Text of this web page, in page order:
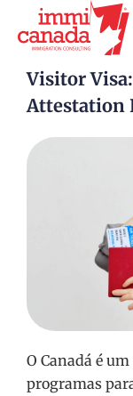
Visitor
Attestation
O Canadá é
programas